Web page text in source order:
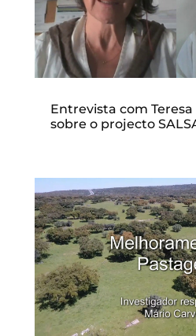
Entrevista com
sobre o projecto